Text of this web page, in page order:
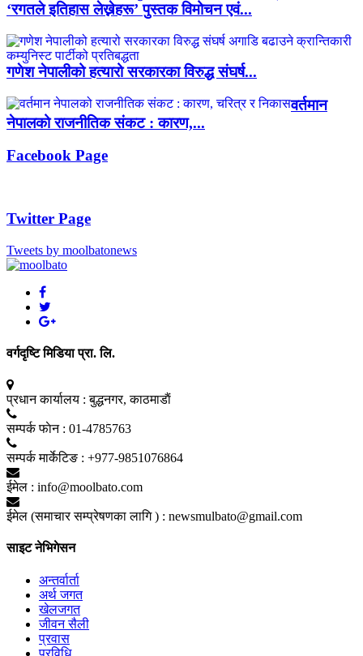
‘रगतले इतिहास लेख्नेहरू’ पुस्तक विमोचन एवं...
गणेश नेपालीको हत्यारो सरकारका विरुद्ध संघर्ष...
वर्तमान
नेपालको राजनीतिक संकट : कारण,...
Facebook Page
Twitter Page
Tweets by moolbatonews
वर्गदृष्टि मिडिया प्रा. लि.
प्रधान कार्यालय : बुद्धनगर, काठमाडाैं
सम्पर्क फाेन : 01-4785763
सम्पर्क मार्केटिङ : +977-9851076864
ईमेल : info@moolbato.com
ईमेल (समाचार सम्प्रेषणका लागि ) : newsmulbato@gmail.com
साइट नेभिगेसन
अन्तर्वार्ता
अर्थ जगत
खेलजगत
जीवन सैली
प्रवास
प्रविधि